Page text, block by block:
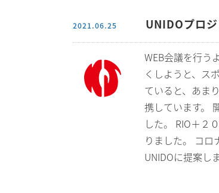
2021.06.25 UNIDOプロ
WEB会議を行う
くしようと、ス
ていると、あま
携しています。
した。 RIO＋２
りました。 コロ
UNIDOに提案し